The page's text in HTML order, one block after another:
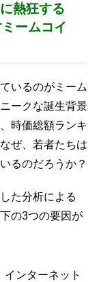
熱狂する
ームコイ
いるのがミーム
ークな誕生背景
時価総額ランキ
ぜ、若者たちは
るのだろうか？
た分析による
の3つの要因が
インターネット